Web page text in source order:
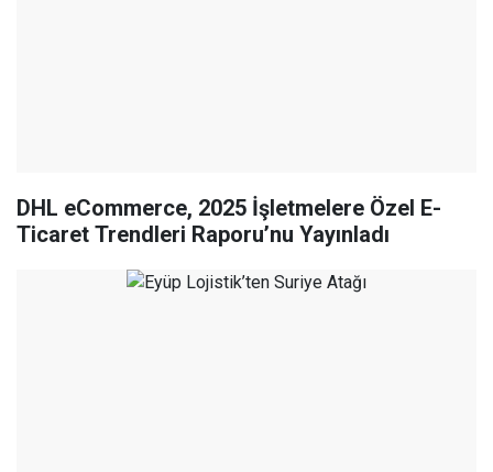
DHL eCommerce, 2025 İşletmelere Özel E-
Ticaret Trendleri Raporu’nu Yayınladı